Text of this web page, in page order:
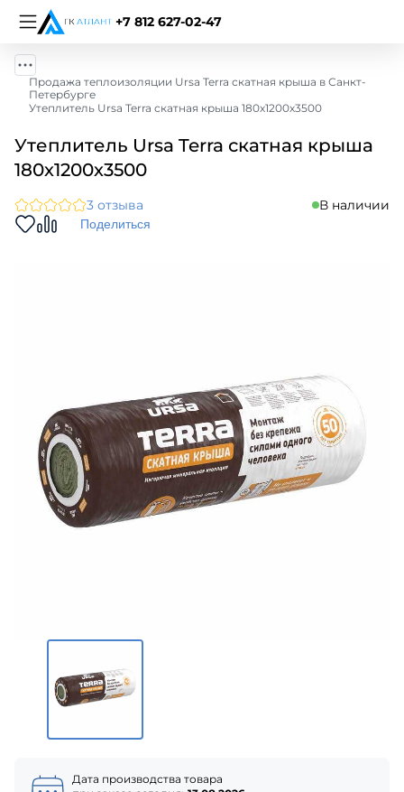
+7 812 627-02-47
Продажа теплоизоляции Ursa Terra скатная крыша в Санкт-
Петербурге
Утеплитель Ursa Terra скатная крыша 180х1200х3500
Утеплитель Ursa Terra скатная крыша
180х1200х3500
3 отзыва В наличии
Поделиться
Дата производства товара